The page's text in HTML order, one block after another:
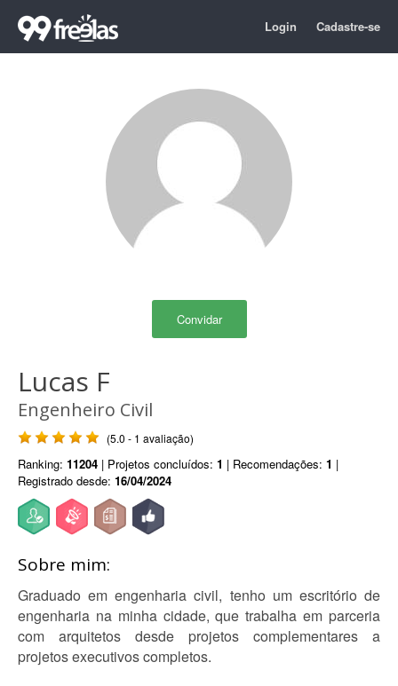
Login Cadastre-se
Convidar
Lucas F
Engenheiro Civil
(5.0 - 1 avaliação)
Ranking: 11204 | Projetos concluídos: 1 | Recomendações: 1 |
Registrado desde: 16/04/2024
Sobre mim:
Graduado em engenharia civil, tenho um escritório de
engenharia na minha cidade, que trabalha em parceria
com arquitetos desde projetos complementares a
projetos executivos completos.